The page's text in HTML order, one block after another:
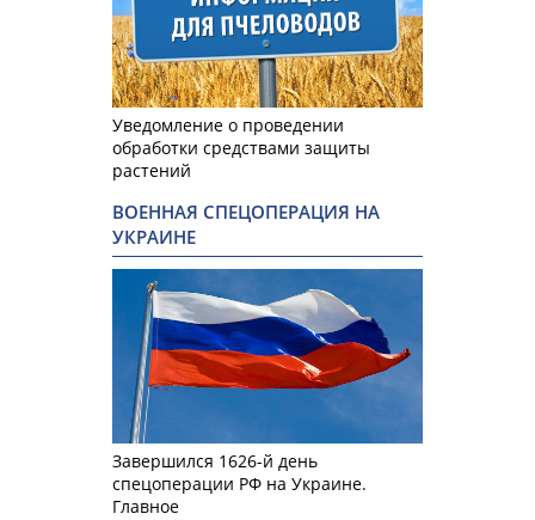
Уведомление о проведении
обработки средствами защиты
растений
ВОЕННАЯ СПЕЦОПЕРАЦИЯ НА
УКРАИНЕ
Завершился 1626-й день
спецоперации РФ на Украине.
Главное